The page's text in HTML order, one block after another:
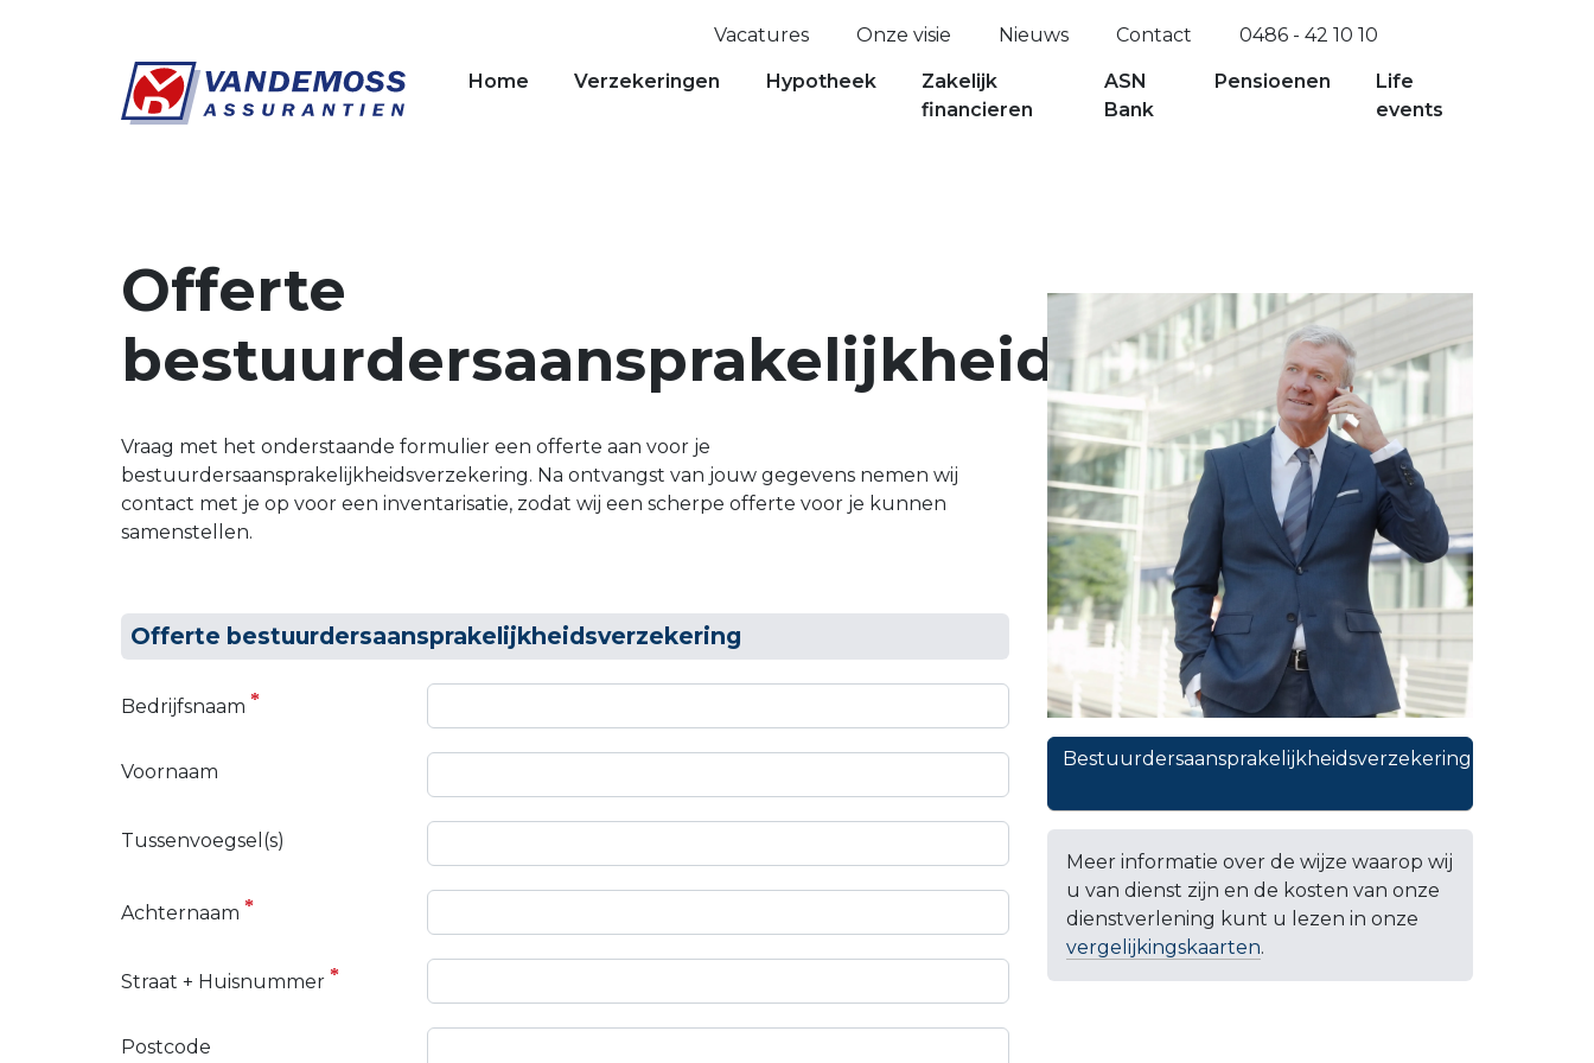
Vacatures
Onze visie Nieuws Contact 0486 - 42 10 10
Home Verzekeringen Hypotheek
Zakelijk
financieren
ASN
Bank
Pensioenen
Life
events
Offerte
bestuurdersaansprakelijkheidsverzekering
Vraag met het onderstaande formulier een offerte aan voor je
bestuurdersaansprakelijkheidsverzekering. Na ontvangst van jouw gegevens nemen wij
contact met je op voor een inventarisatie, zodat wij een scherpe offerte voor je kunnen
samenstellen.
Offerte bestuurdersaansprakelijkheidsverzekering
Bedrijfsnaam
Voornaam
Tussenvoegsel(s)
Achternaam
Straat + Huisnummer
Postcode
Bestuurdersaansprakelijkheidsverzekering
Meer informatie over de wijze waarop wij
u van dienst zijn en de kosten van onze
dienstverlening kunt u lezen in onze
vergelijkingskaarten.